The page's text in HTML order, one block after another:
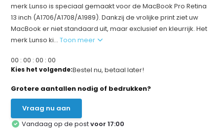
merk Lunso is speciaal gemaakt voor de MacBook Pro Retina
13 inch (A1706/A1708/A1989). Dankzij de vrolijke print ziet uw
MacBook er niet standaard uit, maar exclusief en kleurrijk. Het
merk Lunso ki...Toon meer
00 :00 :00 :00
Kies het volgende:Bestel nu, betaal later!
Grotere aantallen nodig of bedrukken?
Vraag nu aan
Vandaag op de postvoor 17:00